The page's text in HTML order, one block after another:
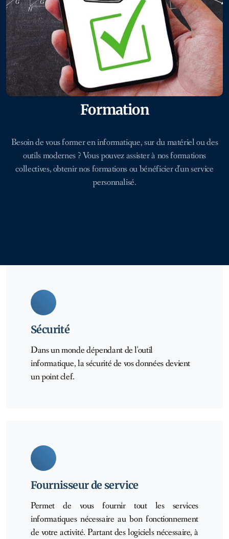
Formation
Besoin de vous former en informatique, sur du matériel ou des
outils modernes ? Vous pouvez assister à nos formations
collectives, obtenir nos formations ou bénéficier d'un service
personnalisé.
Sécurité
Dans un monde dépendant de l'outil
informatique, la sécurité de vos données devient
un point clef.
Fournisseur de service
Permet de vous fournir tout les services
informatiques nécessaire au bon fonctionnement
de votre activité. Partant des logiciels nécessaire, à